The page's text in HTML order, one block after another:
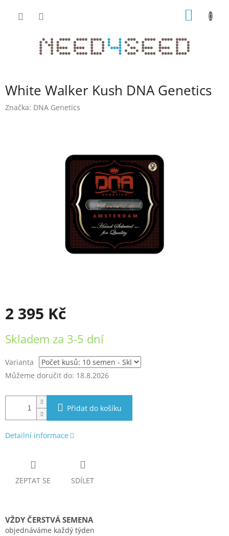
White Walker Kush DNA Genetics
Značka: DNA Genetics
2 395 Kč
cena:
Skladem za 3-5 dní
Varianta
Můžeme doručit do: 18.8.2026
Přidat do košíku
Detailní informace
ZEPTAT SE SDÍLET
VŽDY ČERSTVÁ SEMENA
objednáváme každý týden